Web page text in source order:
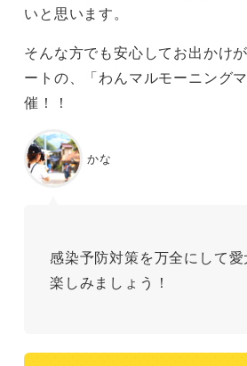
いと思います。
そんな方でも安心してお出かけ
ートの、「わんマルモーニング
催！！
かな
感染予防対策を万全にして
楽しみましょう！